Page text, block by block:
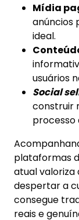
Mídia
anúncios
ideal.
usuários
Social
construir
processo
plataformas
atual valoriza
despertar a
consegue
reais e